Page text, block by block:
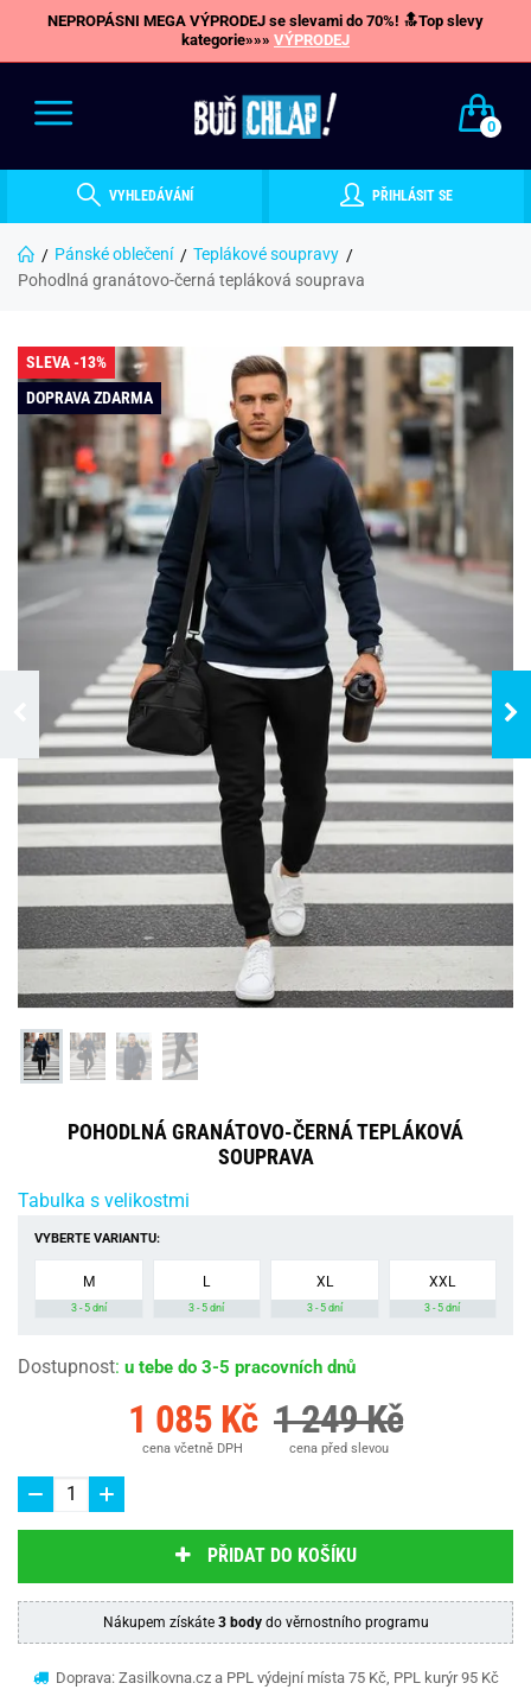
NEPROPÁSNI MEGA VÝPRODEJ se slevami do 70%! 🔝Top slevy
kategorie»»» VÝPRODEJ
0
VYHLEDÁVÁNÍ PŘIHLÁSIT SE
Pánské oblečení
Teplákové soupravy
Pohodlná granátovo-černá tepláková souprava
SLEVA -13%
DOPRAVA ZDARMA
POHODLNÁ GRANÁTOVO-ČERNÁ TEPLÁKOVÁ
SOUPRAVA
Tabulka s velikostmi
VYBERTE VARIANTU:
M
3 - 5 dní
L
3 - 5 dní
XL
3 - 5 dní
XXL
3 - 5 dní
Dostupnost: u tebe do 3-5 pracovních dnů
1 085 Kč
cena včetně DPH
1 249 Kč
cena před slevou
PŘIDAT DO KOŠÍKU
Nákupem získáte 3 bodydo věrnostního programu
Doprava: Zasilkovna.cz a PPL výdejní místa 75 Kč, PPL kurýr 95 Kč